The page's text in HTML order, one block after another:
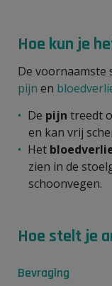
Hoe kun je
De voornaamste
pijn en
De pijn treedt
en kan vrij
Het
zien in de
schoonvegen.
Hoe stelt je
Bevraging